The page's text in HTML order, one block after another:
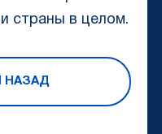
страны в целом.
НАЗАД